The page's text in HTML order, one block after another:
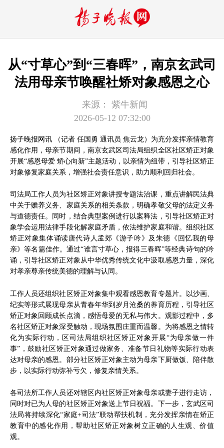
从“寸草心”到“三春晖”，南京玄武司
法用母亲节唤醒社矫对象感恩之心
来源：
紫牛新闻
2026-05-12 07:32:00
扬子晚报网讯 （记者 任国勇 通讯员 焦云龙）为充分发挥亲情教育
感化作用，母亲节期间，南京玄武区司法局组织全区社区矫正对象
开展“感恩母爱 矫心向新”主题活动，以亲情为纽带，引导社区矫正
对象修复家庭关系，增强社会责任意识，助力顺利回归社会。
司法局工作人员为社区矫正对象讲授专题法治课，重点讲解民法典
中关于赡养义务、家庭关系的相关条款，明确孝敬父母的法定义务
与道德责任。同时，结合典型案例进行以案释法，引导社区矫正对
象学会运用法律手段化解家庭矛盾，依法维护家庭和谐。组织社区
矫正对象集体诵读唐代诗人孟郊《游子吟》及朱德《回忆我的母
亲》等名篇佳作。通过“谁言寸草心，报得三春晖”等经典诗句的吟
诵，引导社区矫正对象从中华优秀传统文化中汲取感恩力量，深化
对孝亲尊亲传统美德的理解与认同。
工作人员还组织社区矫正对象集中观看感恩教育专题片。以沙画、
纪实等形式展现母亲从青春年华到岁月沧桑的养育历程，引导社区
矫正对象回顾成长点滴，感悟母爱的无私与伟大。观影过程中，多
名社区矫正对象深受触动，现场氛围庄重而温馨。为将感恩之情转
化为实际行动，区司法局组织社区矫正对象开展“为母亲做一件
事”，鼓励社区矫正对象通过做家务、准备节日礼物等实际行动表
达对母亲的感恩。部分社区矫正对象主动为母亲下厨做饭、陪伴散
步，以实际行动弥补亏欠，修复亲情关系。
各司法所工作人员还对辖区内社区矫正对象母亲或妻子进行走访，
同时对已为人母的社区矫正对象送上节日祝福。下一步，玄武区司
法局将持续深化“家庭+司法”联动帮扶机制，充分发挥亲情在矫正
教育中的感化作用，帮助社区矫正对象树立正确的人生观、价值
观。